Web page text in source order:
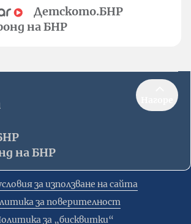
Детското.БНР
на БНР
на БНР
за използване на сайта
за поверителност
за „бисквитки“